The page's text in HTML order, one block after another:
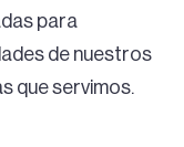
para
de nuestros
que servimos.